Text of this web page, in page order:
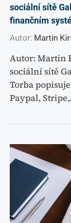
sociální sítě
finančním
Autor: Martin
Autor: Martin
sociální sítě
Torba
Paypal,